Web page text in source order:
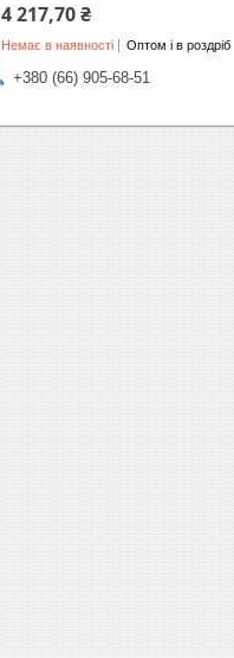
4 217,70 ₴
Немає в наявності Оптом і в роздріб
+380 (66) 905-68-51